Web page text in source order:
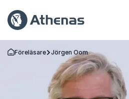
Gå tillbaka till startsidan
Föreläsare Jörgen Oom